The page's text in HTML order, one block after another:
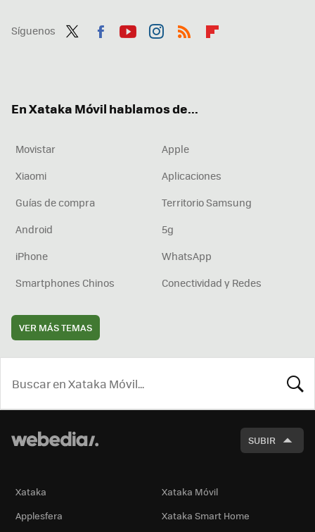
Síguenos
En Xataka Móvil hablamos de...
Movistar
Apple
Xiaomi
Aplicaciones
Guías de compra
Territorio Samsung
Android
5g
iPhone
WhatsApp
Smartphones Chinos
Conectividad y Redes
VER MÁS TEMAS
SUBIR
Xataka
Xataka Móvil
Applesfera
Xataka Smart Home